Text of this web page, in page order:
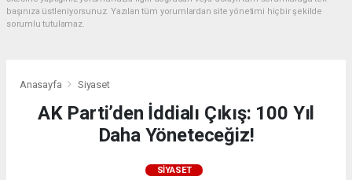
başınıza üstleniyorsunuz. Yazılan tüm yorumlardan site yönetimi hiçbir şekilde
sorumlu tutulamaz.
Anasayfa Siyaset
AK Parti’den İddialı Çıkış: 100 Yıl
Daha Yöneteceğiz!
SIYASET